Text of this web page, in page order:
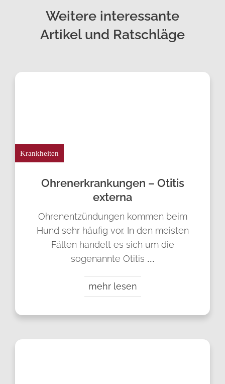
Weitere interessante
Artikel und Ratschläge
Krankheiten
Ohren­erkrankungen – Otitis
externa
Ohrenentzündungen kommen beim
Hund sehr häufig vor. In den meisten
Fällen handelt es sich um die
sogenannte Otitis ...
mehr lesen